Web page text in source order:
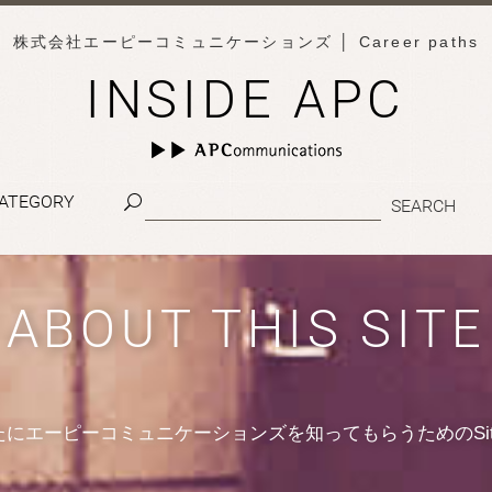
株式会社エーピーコミュニケーションズ │ Career paths
INSIDE APC
ABOUT THIS SITE
にエーピーコミュニケーションズを知ってもらうための